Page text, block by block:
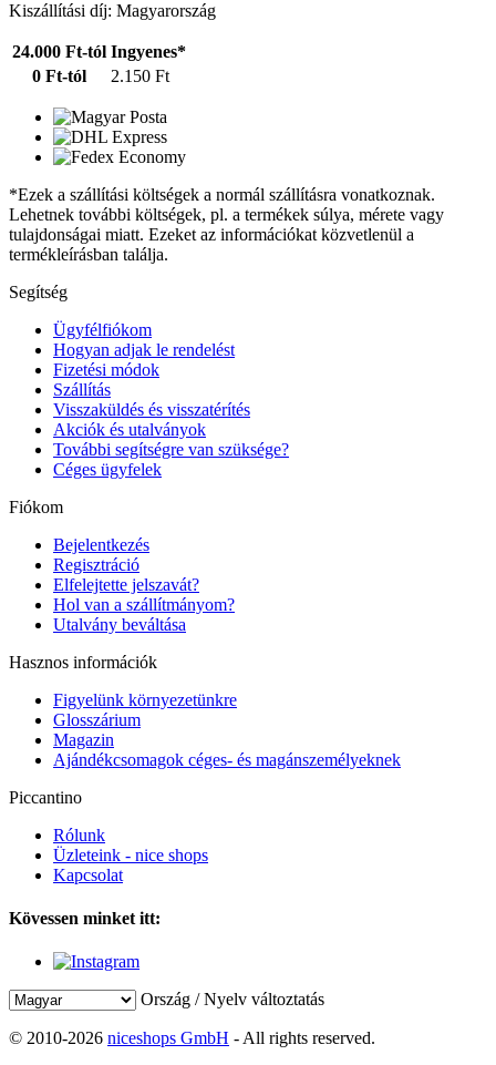
Kiszállítási díj: Magyarország
24.000 Ft-tól Ingyenes*
0 Ft-tól
2.150 Ft
*Ezek a szállítási költségek a normál szállításra vonatkoznak.
Lehetnek további költségek, pl. a termékek súlya, mérete vagy
tulajdonságai miatt. Ezeket az információkat közvetlenül a
termékleírásban találja.
Segítség
Ügyfélfiókom
Hogyan adjak le rendelést
Fizetési módok
Szállítás
Visszaküldés és visszatérítés
Akciók és utalványok
További segítségre van szüksége?
Céges ügyfelek
Fiókom
Bejelentkezés
Regisztráció
Elfelejtette jelszavát?
Hol van a szállítmányom?
Utalvány beváltása
Hasznos információk
Figyelünk környezetünkre
Glosszárium
Magazin
Ajándékcsomagok céges- és magánszemélyeknek
Piccantino
Rólunk
Üzleteink - nice shops
Kapcsolat
Kövessen minket itt:
Ország / Nyelv változtatás
© 2010-2026 niceshops GmbH - All rights reserved.